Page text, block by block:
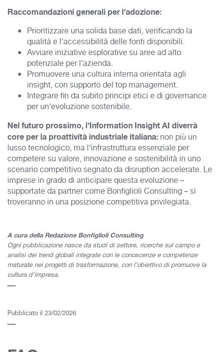
Raccomandazioni generali per l’adozione:
Prioritizzare una solida base dati, verificando la
qualità e l’accessibilità delle fonti disponibili.
Avviare iniziative esplorative su aree ad alto
potenziale per l’azienda.
Promuovere una cultura interna orientata agli
insight, con supporto del top management.
Integrare fin da subito principi etici e di governance
per un’evoluzione sostenibile.
Nel futuro prossimo, l’Information Insight AI diverrà
core per la proattività industriale italiana: non più un
lusso tecnologico, ma l’infrastruttura essenziale per
competere su valore, innovazione e sostenibilità in uno
scenario competitivo segnato da disruption accelerate. Le
imprese in grado di anticipare questa evoluzione –
supportate da partner come Bonfiglioli Consulting – si
troveranno in una posizione competitiva privilegiata.
A cura della Redazione Bonfiglioli Consulting
Ogni pubblicazione nasce da studi di settore, ricerche sul campo e
analisi dei trend globali integrate con le conoscenze e competenze
maturate nei progetti di trasformazione, con l’obiettivo di promuove la
cultura d’impresa.
Pubblicato il 23/02/2026